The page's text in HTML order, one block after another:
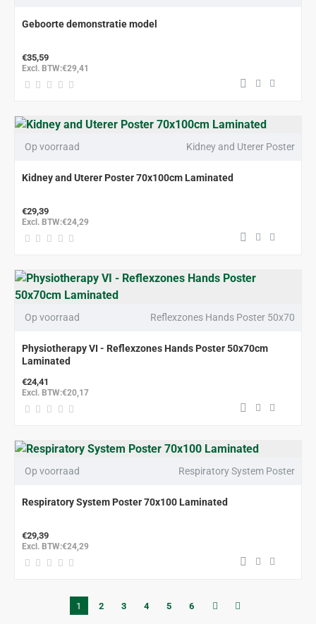
Geboorte demonstratie model
€35,59
Excl. BTW:€29,41
Op voorraad Kidney and Uterer Poster
Kidney and Uterer Poster 70x100cm Laminated
€29,39
Excl. BTW:€24,29
Op voorraad Reflexzones Hands Poster 50x70
Physiotherapy VI - Reflexzones Hands Poster 50x70cm
Laminated
€24,41
Excl. BTW:€20,17
Op voorraad Respiratory System Poster
Respiratory System Poster 70x100 Laminated
€29,39
Excl. BTW:€24,29
1 2 3 4 5 6